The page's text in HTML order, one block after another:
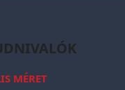
MÉRET